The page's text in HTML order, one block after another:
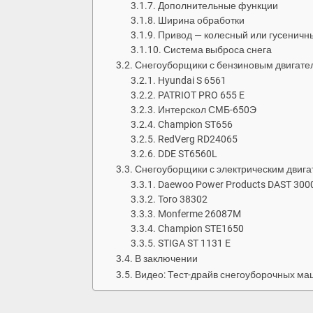
Дополнительные функции
Ширина обработки
Привод — колесный или
Система выброса снега
Снегоуборщики с бензиновым
Hyundai S 6561
PATRIOT PRO 655 E
Интерскол СМБ-650Э
Champion ST656
RedVerg RD24065
DDE ST6560L
Снегоуборщики с электрическим
Daewoo Power Products DAST
Toro 38302
Monferme 26087M
Champion STE1650
STIGA ST 1131 E
В заключении
Видео: Тест-драйв снегоуборочных